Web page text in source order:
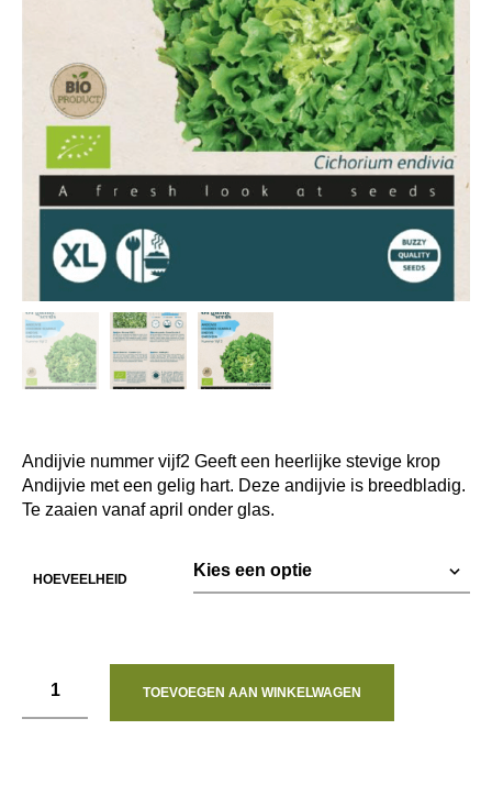
Andijvie nummer vijf2 Geeft een heerlijke stevige krop
Andijvie met een gelig hart. Deze andijvie is breedbladig.
Te zaaien vanaf april onder glas.
HOEVEELHEID
TOEVOEGEN AAN WINKELWAGEN